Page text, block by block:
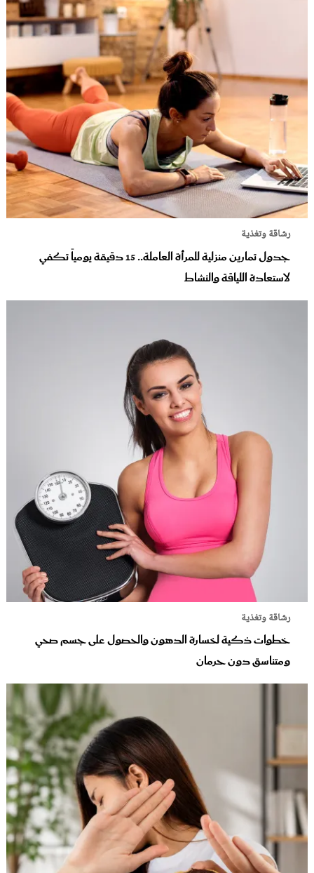
رشاقة وتغذية
جدول تمارين منزلية للمرأة العاملة.. 15 دقيقة يومياً تكفي
لاستعادة اللياقة والنشاط
رشاقة وتغذية
خطوات ذكية لخسارة الدهون والحصول على جسم صحي
ومتناسق دون حرمان